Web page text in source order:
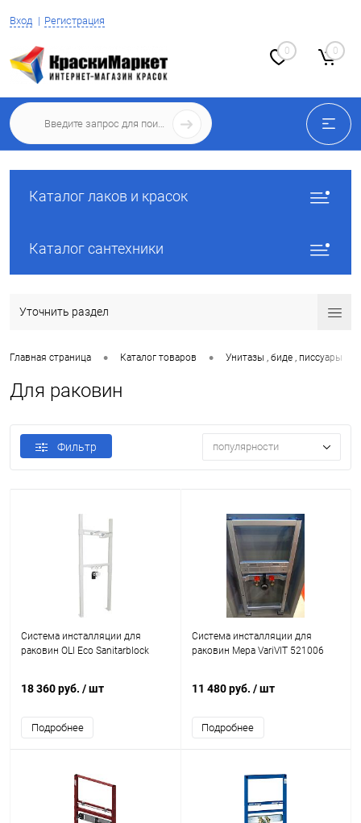
Вход Регистрация
0 0
Каталог лаков и красок
Каталог сантехники
Уточнить раздел
Главная страница • Каталог товаров • Унитазы , биде , писсуары
Для раковин
Фильтр популярности
Система инсталляции для
раковин OLI Eco Sanitarblock
18 360 руб. / шт
Подробнее
Система инсталляции для
раковин Mepa VariVIT 521006
11 480 руб. / шт
Подробнее